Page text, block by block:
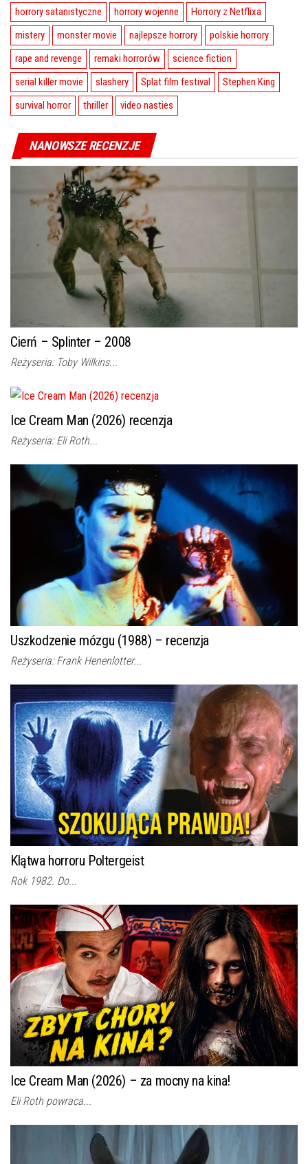
horrory satanistyczne
horrory wojenne
Horrory z Netflixa
mistery
monster movie najlepsze horrory
polskie horrory
rape and revenge
remaki horrorów
science fiction
serial killer movie
slashery Splat film festival
Stephen King
survival horror
thriller video nasties
NANOWSZE RECENZJE
Cierń – Splinter – 2008
Reżyseria: Toby Wilkins...
Ice Cream Man (2026) recenzja
Reżyseria: Eli Roth...
Uszkodzenie mózgu (1988) – recenzja
Reżyseria: Frank Henenlotter...
Klątwa horroru Poltergeist
Rok 1982. Do...
Ice Cream Man (2026) – za mocny na kina!
Eli Roth powraca...